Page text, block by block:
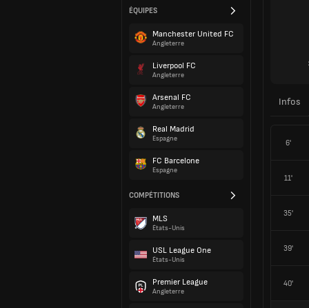
ÉQUIPES
Manchester United FC
Angleterre
Liverpool FC
Angleterre
Arsenal FC
Angleterre
Real Madrid
Espagne
FC Barcelone
Espagne
COMPÉTITIONS
MLS
États-Unis
USL League One
États-Unis
Premier League
Angleterre
Infos
6'
11'
35'
39'
40'